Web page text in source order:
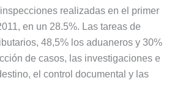
realizadas en el primer
en un 28.5%. Las tareas de
48,5% los aduaneros y 30%
de casos, las investigaciones e
el control documental y las